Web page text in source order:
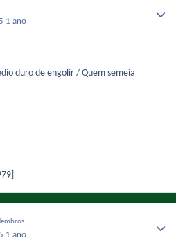
1 ano
duro de engolir / Quem semeia
1 ano